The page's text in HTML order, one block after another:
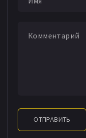
ОТПРАВИТЬ